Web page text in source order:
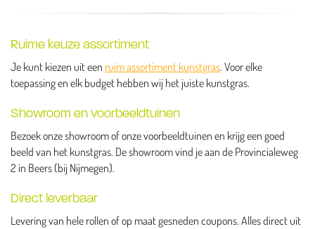
Ruime keuze assortiment
Je kunt kiezen uit een ruim assortiment kunstgras. Voor elke
toepassing en elk budget hebben wij het juiste kunstgras.
Showroom en voorbeeldtuinen
Bezoek onze showroom of onze voorbeeldtuinen en krijg een goed
beeld van het kunstgras. De showroom vind je aan de Provincialeweg
2 in Beers (bij Nijmegen).
Direct leverbaar
Levering van hele rollen of op maat gesneden coupons. Alles direct uit